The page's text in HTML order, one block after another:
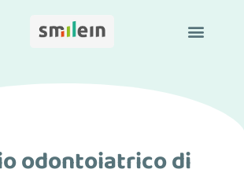
odontoiatrico di